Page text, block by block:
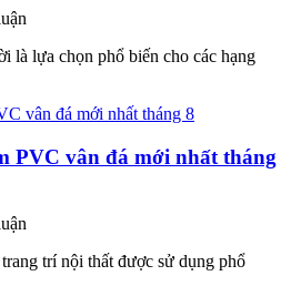
là lựa chọn phổ biến cho các hạng
PVC vân đá mới nhất tháng
trí nội thất được sử dụng phổ